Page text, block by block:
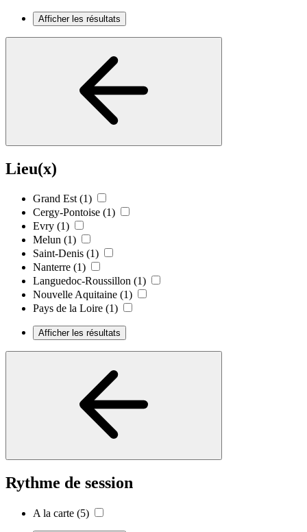
Afficher les résultats
Lieu(x)
Grand Est (1)
Cergy-Pontoise (1)
Evry (1)
Melun (1)
Saint-Denis (1)
Nanterre (1)
Languedoc-Roussillon (1)
Nouvelle Aquitaine (1)
Pays de la Loire (1)
Afficher les résultats
Rythme de session
A la carte (5)